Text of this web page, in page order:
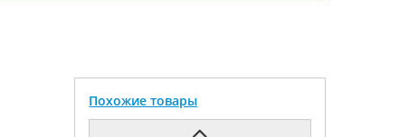
Похожие товары